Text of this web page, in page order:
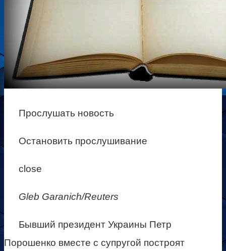
Прослушать новость
Остановить прослушивание
close
Gleb Garanich/Reuters
Бывший президент Украины Петр
Порошенко вместе с супругой построят